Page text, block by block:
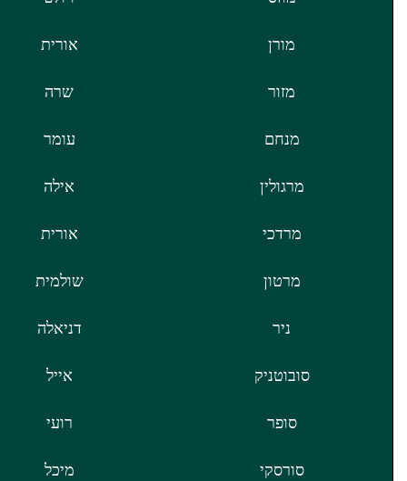
מורן אורית
מזור שרה
מנחם עומר
מרגולין אילה
מרדכי אורית
מרטון שולמית
ניר דניאלה
סובוטניק אייל
סופר רועי
סורסקי מיכל